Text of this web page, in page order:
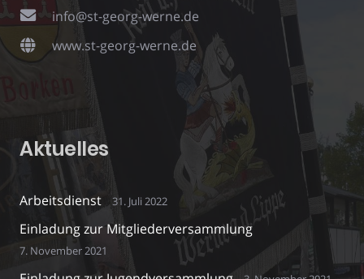
info@st-georg-werne.de
www.st-georg-werne.de
Aktuelles
Arbeitsdienst 31. Juli 2022
Einladung zur Mitgliederversammlung
7. November 2021